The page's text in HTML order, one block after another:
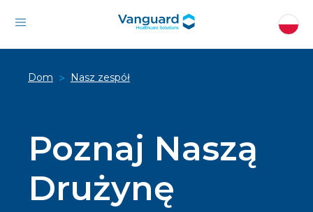
Dom > Nasz zespół
Poznaj Naszą
Drużynę